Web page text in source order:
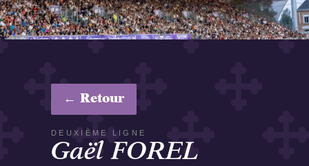
← Retour
DEUXIÈME LIGNE
Gaël FOREL